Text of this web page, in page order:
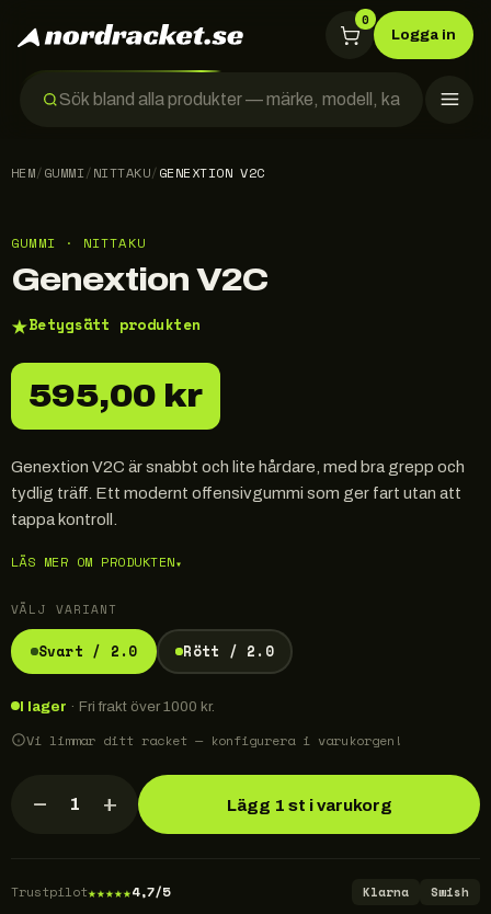
0
Logga in
HEM/GUMMI/NITTAKU/GENEXTION V2C
GUMMI · NITTAKU
Genextion V2C
★Betygsätt produkten
595,00 kr
Genextion V2C är snabbt och lite hårdare, med bra grepp och
tydlig träff. Ett modernt offensivgummi som ger fart utan att
tappa kontroll.
LÄS MER OM PRODUKTEN▾
VÄLJ VARIANT
Svart / 2.0 Rött / 2.0
I lager · Fri frakt över 1000 kr.
Vi limmar ditt racket — konfigurera i varukorgen!
− 1 + Lägg 1 st i varukorg
Trustpilot★★★★★4,7/5 Klarna
Swish